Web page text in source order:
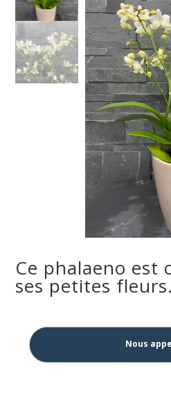
Ce phalaeno est
ses petites fleurs.
Nous